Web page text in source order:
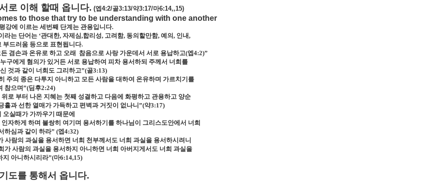
서로 이해 할때 옵니다. (엡4:2/골3:13/약3:17/마6:14,,15)
to those that try to be understanding with one another
강에 이르는 세번째 단계는 관용입니다.
라는 단어는 ‘관대한, 자제심 ,합리성, 고려함, 동의할만함, 예의 , 인내,
부드러움 등으로 표현됩니다.
겸손과 온유로 하고 오래
참음으로 사랑 가운데서 서로 용납하고(엡4:2)”
구에게 혐의가 있거든 서로 용납하여 피차 용서하되 주께서 너희를
것과 같이 너희도 그리하고”(골3:13)
주의 종은 다투지 아니하고 모든 사람을 대하여 온유하며 가르치기를
참으며”(딤후2:24)
위로 부터 나온 지혜는 첫째 성결하고 다음에 화평하고 관용하고 양순
휼과 선한 열매가 가득하고 편벽과 거짓이 없나니”(약3:17)
오실때가 가까우기 때문에
인자하게 하며 불쌍히 여기며 용서하기를 하나님이 그리스도안에서 너희
하심과 같이 하라” (엡4:32)
사람의 과실을 용서하면 너희 천부께서도 너희 과실을 용서하시려니
가 사람의 과실을 용서하지 아니하면 너희 아버지게서도 너희 과실을
지 아니하시리라”(마6:14,15)
기도를 통해서 옵니다.